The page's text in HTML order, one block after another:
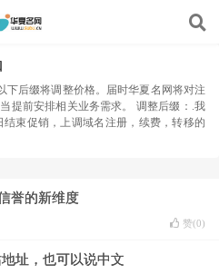
下后缀将调整价格。届时华夏名网将对注
提前安排相关业务需求。 调整后缀：.我
结束促销，上调域名注册，续费，转移的
誉的新维度
赞(0)
址，也可以说中文